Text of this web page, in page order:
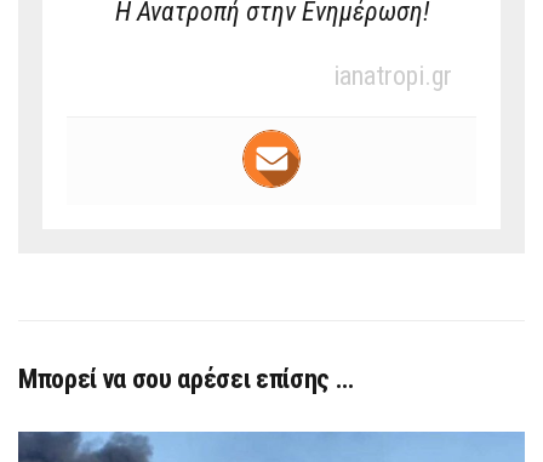
Η Ανατροπή στην Ενημέρωση!
ianatropi.gr
Μπορεί να σου αρέσει επίσης …